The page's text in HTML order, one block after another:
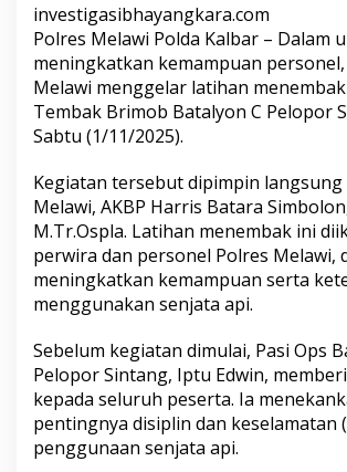
investigasibhayangkara.com
Polres Melawi Polda Kalbar – Dalam
meningkatkan kemampuan
Melawi menggelar latihan
Tembak Brimob Batalyon C Pelopor
Sabtu (1/11/2025).
Kegiatan tersebut dipimpin langsung
Melawi, AKBP Harris Batara Simbolon,
M.Tr.Ospla. Latihan menembak ini
perwira dan personel Polres Melawi,
meningkatkan kemampuan serta
menggunakan senjata api.
Sebelum kegiatan dimulai, Pasi Ops
Pelopor Sintang, Iptu Edwin,
kepada seluruh peserta. Ia
pentingnya disiplin dan keselamatan
penggunaan senjata api.